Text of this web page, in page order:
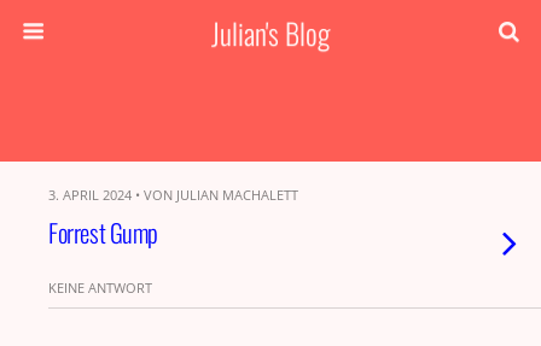
Julian's Blog
3. APRIL 2024 • VON JULIAN MACHALETT
Forrest Gump
KEINE ANTWORT